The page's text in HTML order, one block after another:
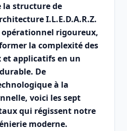
la structure de
I.L.E.D.A.R.Z.
opérationnel rigoureux,
la complexité des
et applicatifs en un
De
à la
voici les sept
qui régissent notre
moderne.